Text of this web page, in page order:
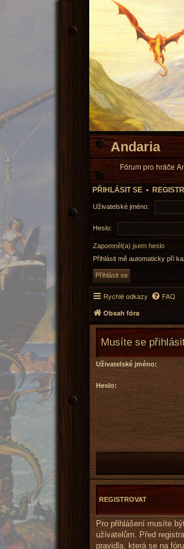
Andaria
Fórum pro hráče
PŘIHLÁSIT SE •
Uživatelské jméno:
Heslo:
Zapomněl(a) jsem heslo
Přihlásit mě automaticky při
Rychlé odkazy FAQ
Obsah fóra
Musíte se
Uživatelské jméno:
Heslo:
REGISTROVAT
Pro přihlášení musíte
uživatelům. Před
pravidla, která se na